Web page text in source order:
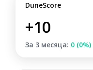
DuneScore
+10
За 3 месяца: 0 (0%)